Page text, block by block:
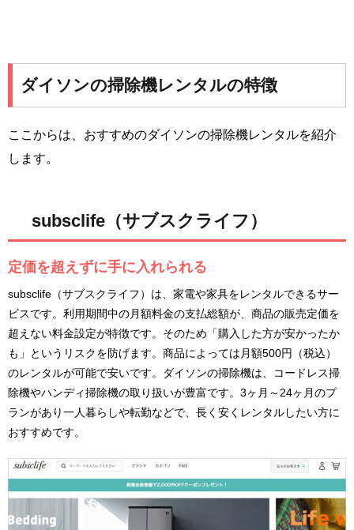
ダイソンの掃除機レンタルの特徴
ここからは、おすすめのダイソンの掃除機レンタルを紹介
します。
subsclife（サブスクライフ）
定価を超えずに手に入れられる
subsclife（サブスクライフ）は、家電や家具をレンタルできるサー
ビスです。利用期間中の月額料金の支払総額が、商品の販売定価を
超えない料金設定が特徴です。そのため「購入した方が安かったか
も」というリスクを防げます。商品によっては月額500円（税込）
のレンタルが可能で安いです。ダイソンの掃除機は、コードレス掃
除機やハンディ掃除機の取り扱いが豊富です。3ヶ月～24ヶ月のプ
ランがあり一人暮らしや転勤などで、長く安くレンタルしたい方に
おすすめです。